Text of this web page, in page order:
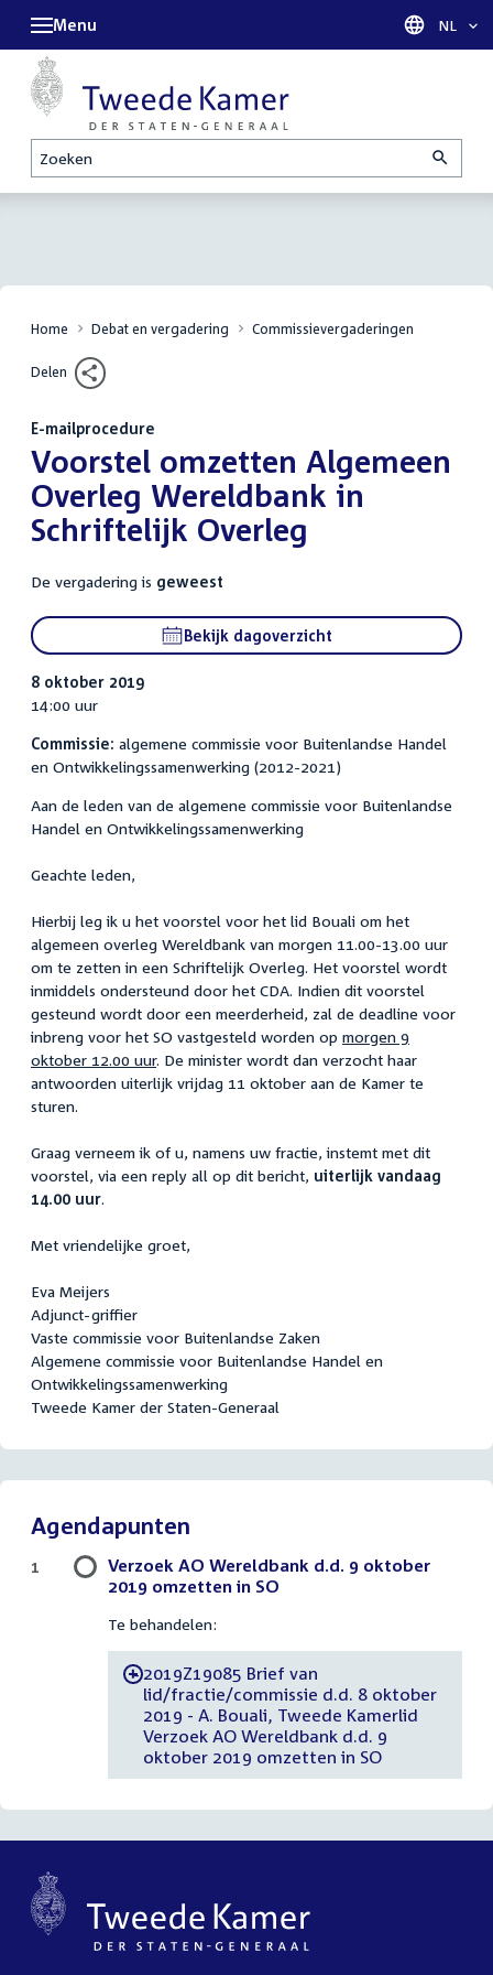
Zoeken
Menu Taal
NL
Home Debat en vergadering Commissievergaderingen
Delen
E-mailprocedure
:Voorstel omzetten Algemeen
Overleg Wereldbank in
Schriftelijk Overleg
De vergadering is geweest
Bekijk dagoverzicht
8 oktober 2019
14:00 uur
Commissie: algemene commissie voor Buitenlandse Handel
en Ontwikkelingssamenwerking (2012-2021)
Aan de leden van de algemene commissie voor Buitenlandse
Handel en Ontwikkelingssamenwerking
Geachte leden,
Hierbij leg ik u het voorstel voor het lid Bouali om het
algemeen overleg Wereldbank van morgen 11.00-13.00 uur
om te zetten in een Schriftelijk Overleg. Het voorstel wordt
inmiddels ondersteund door het CDA. Indien dit voorstel
gesteund wordt door een meerderheid, zal de deadline voor
inbreng voor het SO vastgesteld worden op morgen 9
oktober 12.00 uur. De minister wordt dan verzocht haar
antwoorden uiterlijk vrijdag 11 oktober aan de Kamer te
sturen.
Graag verneem ik of u, namens uw fractie, instemt met dit
voorstel, via een reply all op dit bericht, uiterlijk vandaag
14.00 uur.
Met vriendelijke groet,
Eva Meijers
Adjunct-griffier
Vaste commissie voor Buitenlandse Zaken
Algemene commissie voor Buitenlandse Handel en
Ontwikkelingssamenwerking
Tweede Kamer der Staten-Generaal
Agendapunten
Verzoek AO Wereldbank d.d. 9 oktober
2019 omzetten in SO
Te behandelen:
-2019Z19085 Brief van
lid/fractie/commissie d.d. 8 oktober
2019 - A. Bouali, Tweede Kamerlid
Verzoek AO Wereldbank d.d. 9
oktober 2019 omzetten in SO
1